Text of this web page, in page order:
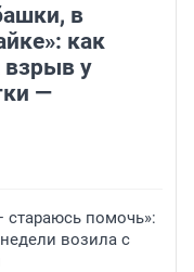
в
как
у
—
помочь»:
возила с